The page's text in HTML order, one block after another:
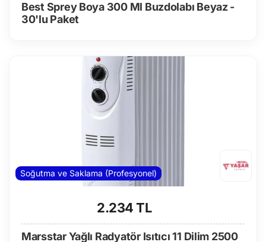
Best Sprey Boya 300 Ml Buzdolabı Beyaz -
30'lu Paket
Soğutma ve Saklama (Profesyonel)
2.234 TL
Marsstar Yağlı Radyatör Isıtıcı 11 Dilim 2500